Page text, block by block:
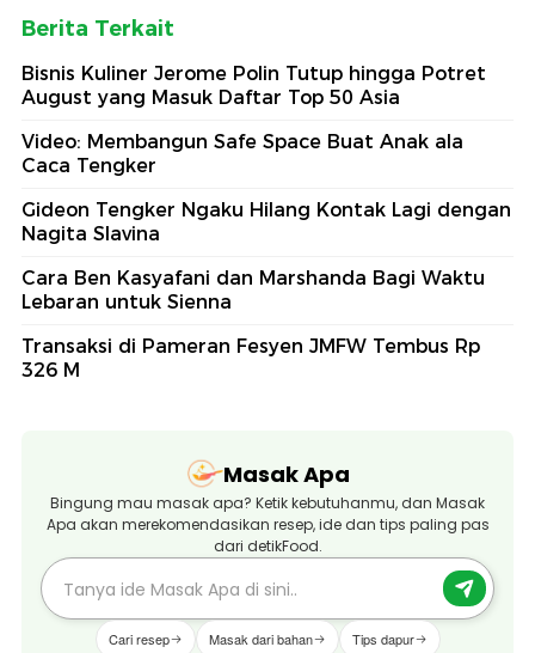
Berita Terkait
Bisnis Kuliner Jerome Polin Tutup hingga Potret
August yang Masuk Daftar Top 50 Asia
Video: Membangun Safe Space Buat Anak ala
Caca Tengker
Gideon Tengker Ngaku Hilang Kontak Lagi dengan
Nagita Slavina
Cara Ben Kasyafani dan Marshanda Bagi Waktu
Lebaran untuk Sienna
Transaksi di Pameran Fesyen JMFW Tembus Rp
326 M
Masak Apa
Bingung mau masak apa? Ketik kebutuhanmu, dan Masak
Apa akan merekomendasikan resep, ide dan tips paling pas
dari detikFood.
Cari resep Masak dari bahan Tips dapur